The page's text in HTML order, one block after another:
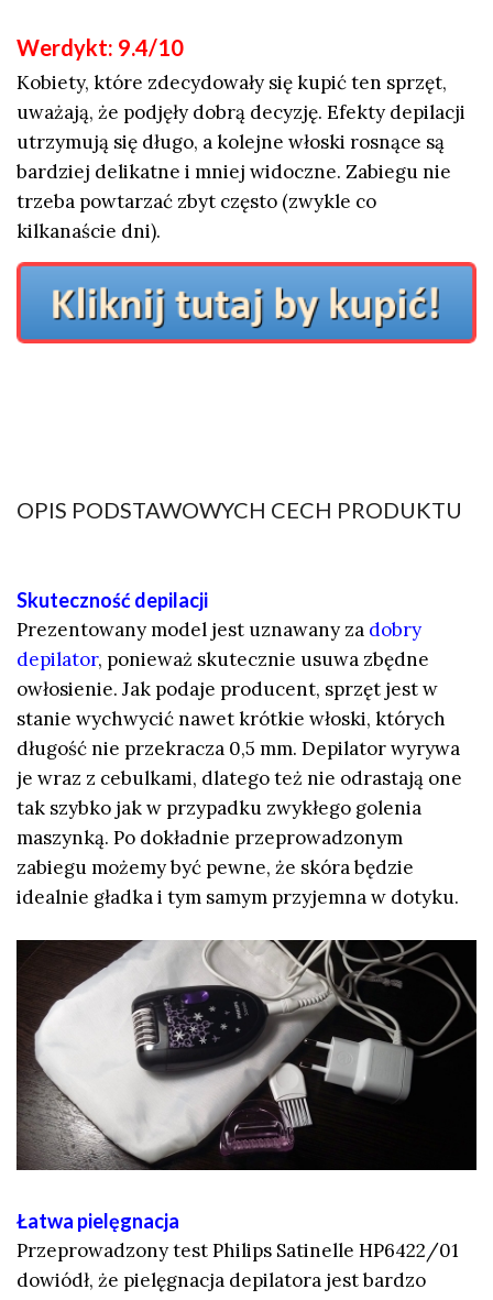
Werdykt: 9.4/10
Kobiety, które zdecydowały się kupić ten sprzęt,
uważają, że podjęły dobrą decyzję. Efekty depilacji
utrzymują się długo, a kolejne włoski rosnące są
bardziej delikatne i mniej widoczne. Zabiegu nie
trzeba powtarzać zbyt często (zwykle co
kilkanaście dni).
OPIS PODSTAWOWYCH CECH PRODUKTU
Skuteczność depilacji
Prezentowany model jest uznawany za dobry
depilator, ponieważ skutecznie usuwa zbędne
owłosienie. Jak podaje producent, sprzęt jest w
stanie wychwycić nawet krótkie włoski, których
długość nie przekracza 0,5 mm. Depilator wyrywa
je wraz z cebulkami, dlatego też nie odrastają one
tak szybko jak w przypadku zwykłego golenia
maszynką. Po dokładnie przeprowadzonym
zabiegu możemy być pewne, że skóra będzie
idealnie gładka i tym samym przyjemna w dotyku.
Łatwa pielęgnacja
Przeprowadzony test Philips Satinelle HP6422/01
dowiódł, że pielęgnacja depilatora jest bardzo